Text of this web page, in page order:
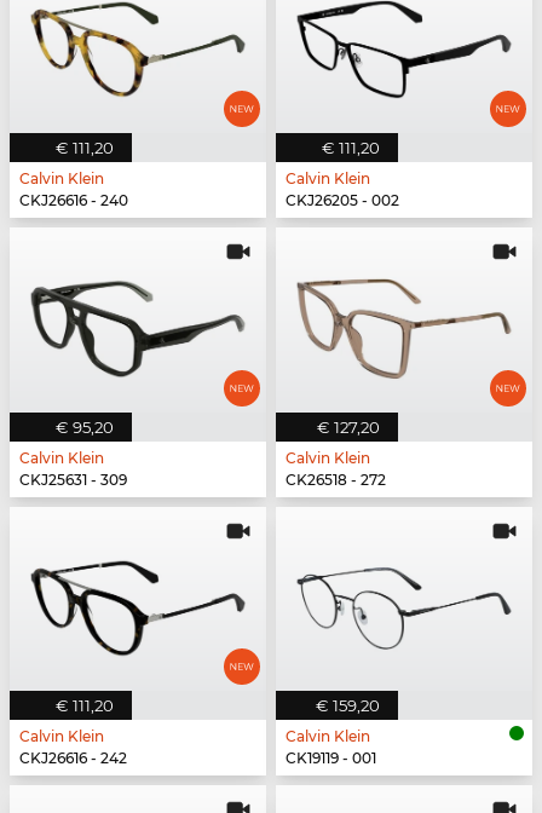
€ 111,20
Calvin Klein
CKJ26616 - 240
€ 111,20
Calvin Klein
CKJ26205 - 002
€ 95,20
Calvin Klein
CKJ25631 - 309
€ 127,20
Calvin Klein
CK26518 - 272
€ 111,20
Calvin Klein
CKJ26616 - 242
€ 159,20
Calvin Klein
CK19119 - 001